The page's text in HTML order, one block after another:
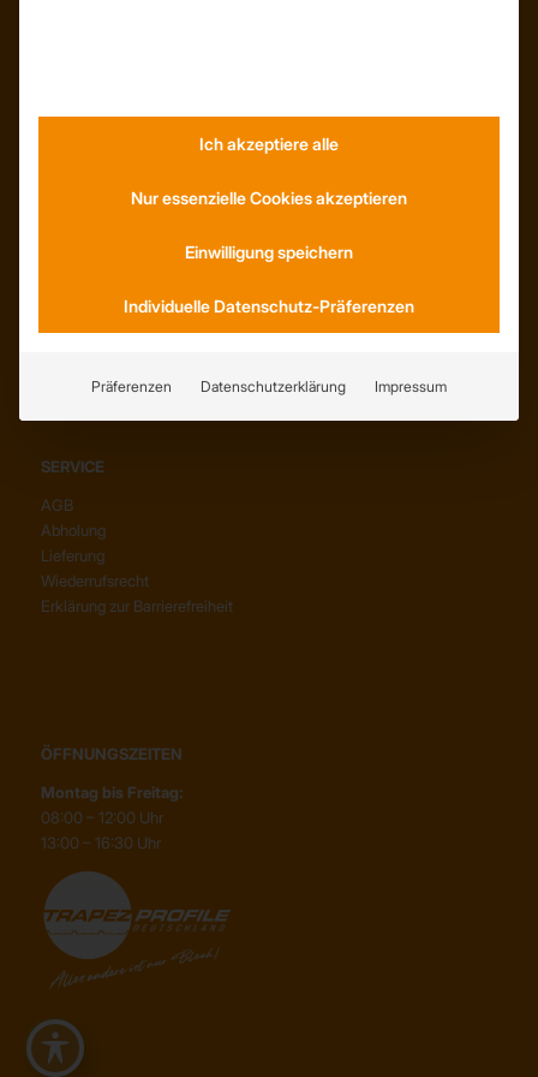
Stellenangebote
Youtube
SERVICE
AGB
Abholung
Lieferung
Wiederrufsrecht
Erklärung zur Barrierefreiheit
ÖFFNUNGSZEITEN
Montag bis Freitag:
08:00 – 12:00 Uhr
13:00 – 16:30 Uhr
Ich akzeptiere alle
Nur essenzielle Cookies akzeptieren
Einwilligung speichern
Individuelle Datenschutz-Präferenzen
Präferenzen Datenschutzerklärung Impressum